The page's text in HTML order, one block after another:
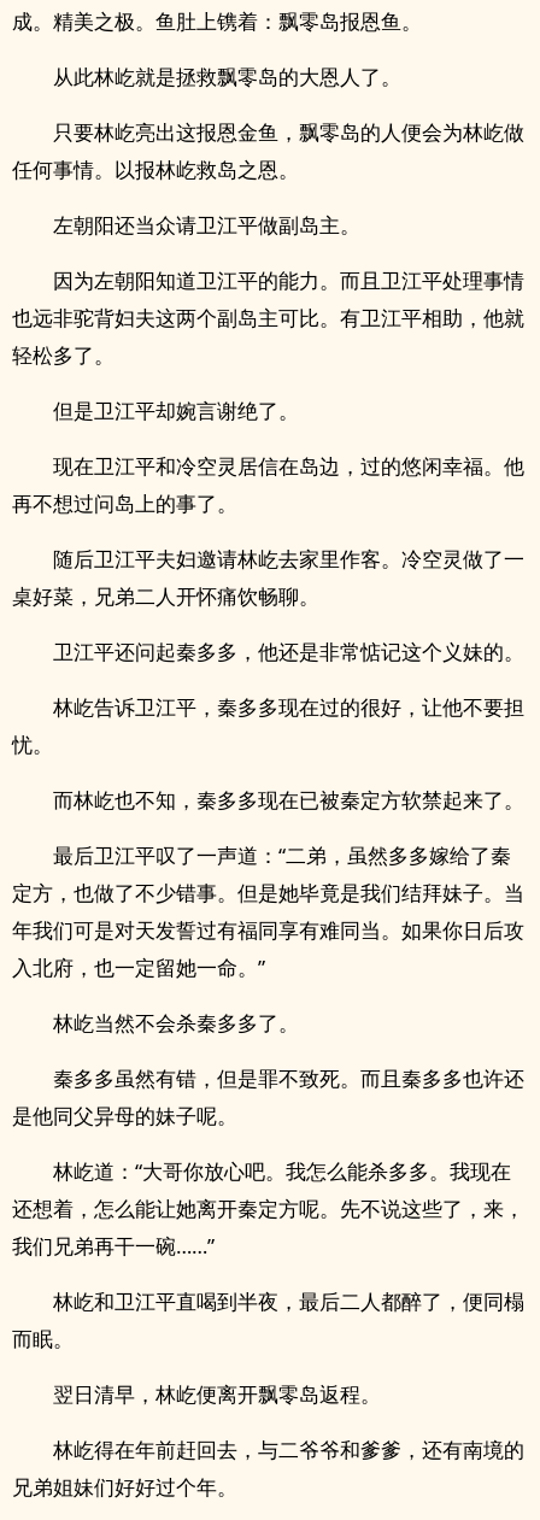
成。精美之极。鱼肚上镌着：飘零岛报恩鱼。
从此林屹就是拯救飘零岛的大恩人了。
只要林屹亮出这报恩金鱼，飘零岛的人便会为林屹做
任何事情。以报林屹救岛之恩。
左朝阳还当众请卫江平做副岛主。
因为左朝阳知道卫江平的能力。而且卫江平处理事情
也远非驼背妇夫这两个副岛主可比。有卫江平相助，他就
轻松多了。
但是卫江平却婉言谢绝了。
现在卫江平和冷空灵居信在岛边，过的悠闲幸福。他
再不想过问岛上的事了。
随后卫江平夫妇邀请林屹去家里作客。冷空灵做了一
桌好菜，兄弟二人开怀痛饮畅聊。
卫江平还问起秦多多，他还是非常惦记这个义妹的。
林屹告诉卫江平，秦多多现在过的很好，让他不要担
忧。
而林屹也不知，秦多多现在已被秦定方软禁起来了。
最后卫江平叹了一声道：“二弟，虽然多多嫁给了秦
定方，也做了不少错事。但是她毕竟是我们结拜妹子。当
年我们可是对天发誓过有福同享有难同当。如果你日后攻
入北府，也一定留她一命。”
林屹当然不会杀秦多多了。
秦多多虽然有错，但是罪不致死。而且秦多多也许还
是他同父异母的妹子呢。
林屹道：“大哥你放心吧。我怎么能杀多多。我现在
还想着，怎么能让她离开秦定方呢。先不说这些了，来，
我们兄弟再干一碗……”
林屹和卫江平直喝到半夜，最后二人都醉了，便同榻
而眠。
翌日清早，林屹便离开飘零岛返程。
林屹得在年前赶回去，与二爷爷和爹爹，还有南境的
兄弟姐妹们好好过个年。